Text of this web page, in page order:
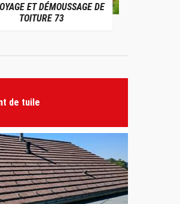
ET DÉMOUSSAGE DE
TOITURE 73
de tuile